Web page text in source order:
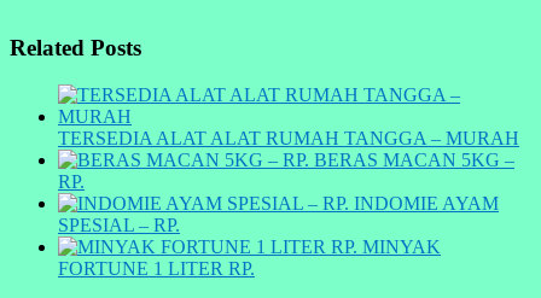
Related Posts
TERSEDIA ALAT ALAT RUMAH TANGGA – MURAH
BERAS MACAN 5KG –
RP.
INDOMIE AYAM
SPESIAL – RP.
MINYAK
FORTUNE 1 LITER RP.